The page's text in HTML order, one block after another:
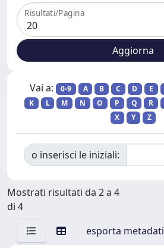
Risultati/Pagina
Vai a: 0-9 A B C D E
K
L M N O P Q R
X
Y Z
o inserisci le iniziali:
Mostrati risultati da 2 a 4
di 4
esporta metadati